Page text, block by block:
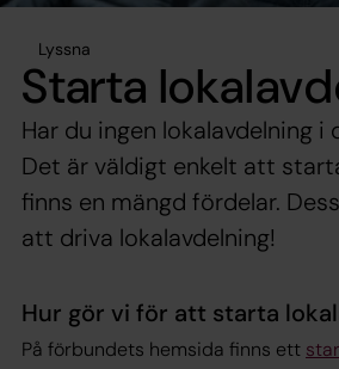
Lyssna
Starta
Har du ingen lokalavdelning i
Det är väldigt enkelt att
finns en mängd fördelar.
att driva lokalavdelning!
Hur gör vi för att starta
På förbundets hemsida finns ett